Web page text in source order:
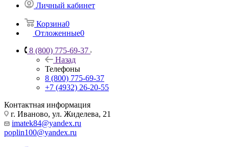
Личный кабинет
Корзина0
Отложенные0
8 (800) 775-69-37
Назад
Телефоны
8 (800) 775-69-37
+7 (4932) 26-20-55
Контактная информация
г. Иваново, ул. Жиделева, 21
imatek84@yandex.ru
poplin100@yandex.ru